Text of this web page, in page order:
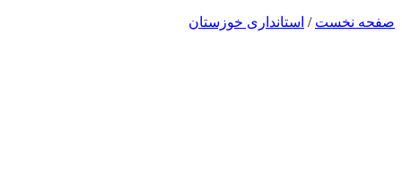
صفحه نخست / استانداری خوزستان